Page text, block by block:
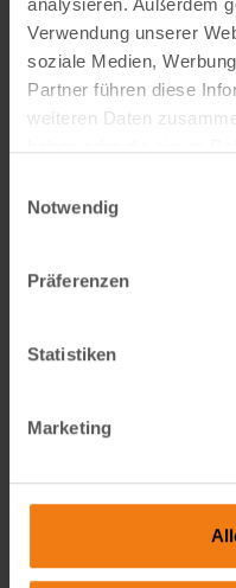
analysieren. Außerdem
Verwendung unserer
soziale Medien,
Partner führen diese
weiteren Daten
Notwendig
Präferenzen
Statistiken
Marketing
Visual Content Creator (m/
Werde Teil von
gestaltest du
Bildwelten – von der Idee
technisch, KI-getrieben